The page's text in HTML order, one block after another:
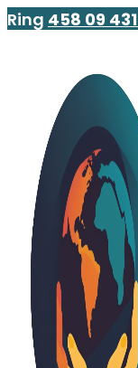
Ring 458 09 431